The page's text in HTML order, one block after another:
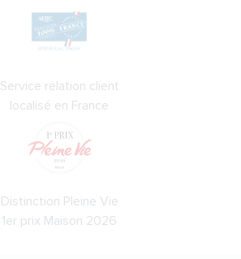
Service relation client
localisé en France
Distinction Pleine Vie
1er prix Maison 2026